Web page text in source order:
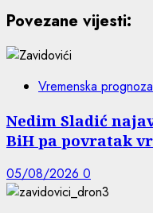
Povezane vijesti:
Vremenska prognoza
Nedim Sladić
BiH pa povratak
05/08/2026 0